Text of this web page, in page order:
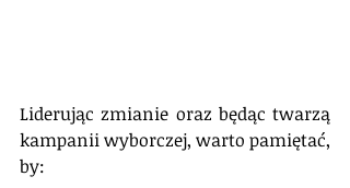
Liderując zmianie oraz będąc twarzą
kampanii wyborczej, warto pamiętać,
by: